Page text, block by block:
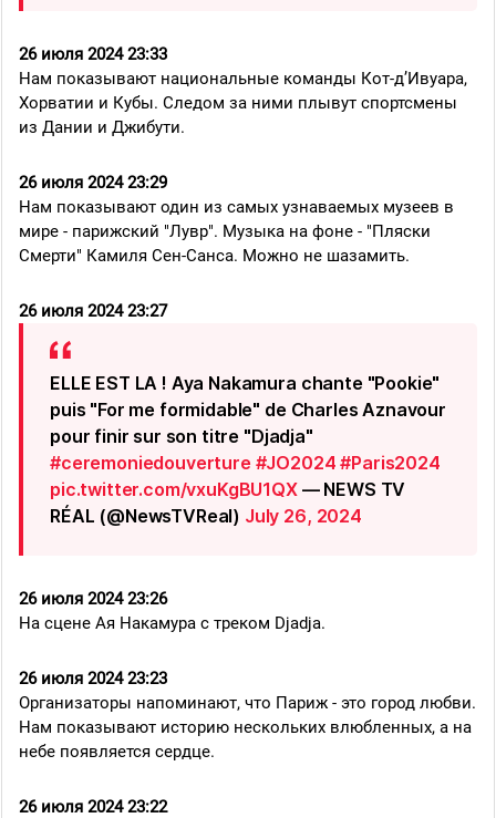
26 июля 2024 23:22
26 июля 2024 23:23
Организаторы напоминают, что Париж - это город любви.
Нам показывают историю нескольких влюбленных, а на
небе появляется сердце.
26 июля 2024 23:26
На сцене Ая Накамура с треком Djadja.
26 июля 2024 23:27
ELLE EST LA ! Aya Nakamura chante "Pookie"
puis "For me formidable" de Charles Aznavour
pour finir sur son titre "Djadja"
#ceremoniedouverture #JO2024 #Paris2024
pic.twitter.com/vxuKgBU1QX— NEWS TV
RÉAL (@NewsTVReal) July 26, 2024
26 июля 2024 23:29
Нам показывают один из самых узнаваемых музеев в
мире - парижский "Лувр". Музыка на фоне - "Пляски
Смерти" Камиля Сен-Санса. Можно не шазамить.
26 июля 2024 23:33
Нам показывают национальные команды Кот-д’Ивуара,
Хорватии и Кубы. Следом за ними плывут спортсмены
из Дании и Джибути.